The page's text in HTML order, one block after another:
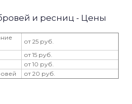
и ресниц - Цены
от 25 руб.
от 15 руб.
от 10 руб.
от 20 руб.